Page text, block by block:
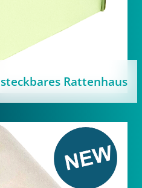
steckbares Rattenhaus